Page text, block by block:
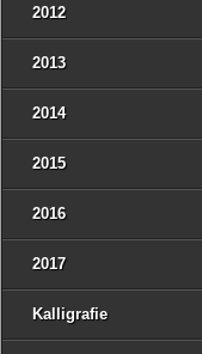
2012
2013
2014
2015
2016
2017
Kalligrafie